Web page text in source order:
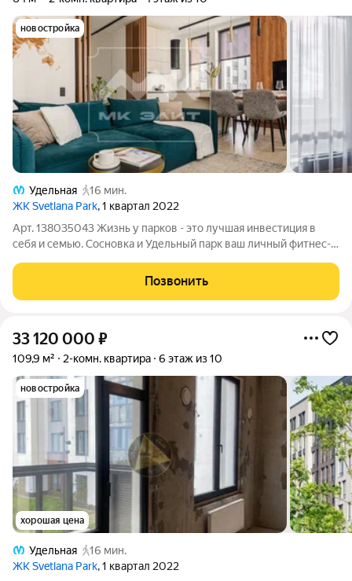
новостройка
Удельная
16 мин.
ЖК Svetlana Park, 1 квартал 2022
Арт. 138035043 Жизнь у парков - это лучшая инвестиция в
себя и семью. Сосновка и Удельный парк ваш личный фитнес-
пробок прямо у дома, зелень снижает стресс и повышает
стоимость недвижимости.
Позвонить
33 120 000 ₽
109,9 м² 2-комн. квартира 6 этаж из 10
новостройка
хорошая цена
Удельная
16 мин.
ЖК Svetlana Park, 1 квартал 2022